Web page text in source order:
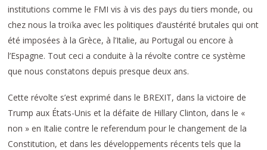
institutions comme le FMI vis à vis des pays du tiers monde, ou
chez nous la troïka avec les politiques d’austérité brutales qui ont
été imposées à la Grèce, à l’Italie, au Portugal ou encore à
l’Espagne. Tout ceci a conduite à la révolte contre ce système
que nous constatons depuis presque deux ans.
Cette révolte s’est exprimé dans le BREXIT, dans la victoire de
Trump aux États-Unis et la défaite de Hillary Clinton, dans le «
non » en Italie contre le referendum pour le changement de la
Constitution, et dans les développements récents tels que la